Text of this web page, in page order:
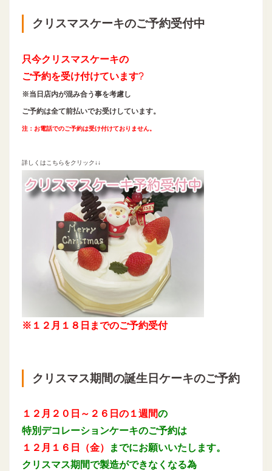
クリスマスケーキのご予約受付中
只今クリスマスケーキの
ご予約を受け付けています?
※当日店内が混み合う事を考慮し
ご予約は全て前払いでお受けしています。
注：お電話でのご予約は受け付けておりません。
詳しくはこちらをクリック ↓↓
※１２月１８日までのご予約受付
クリスマス期間の誕生日ケーキのご予約
１２月２０日～２６日の１週間の
特別デコレーションケーキのご予約は
１２月１６日（金）
までにお願いいたします。
クリスマス期間で製造ができなくなる為